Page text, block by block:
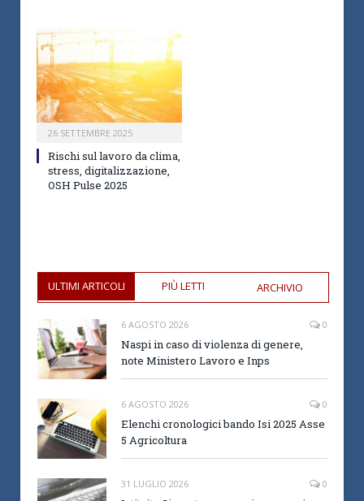
26 SETTEMBRE 2025
Rischi sul lavoro da clima,
stress, digitalizzazione,
OSH Pulse 2025
ULTIMI ARTICOLI PIÙ LETTI ARCHIVIO
6 AGOSTO 2026 0
Naspi in caso di violenza di genere,
note Ministero Lavoro e Inps
6 AGOSTO 2026 0
Elenchi cronologici bando Isi 2025 Asse
5 Agricoltura
31 LUGLIO 2026 0